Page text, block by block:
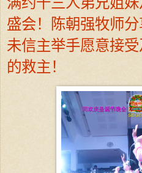
盛会！陈朝强牧师
未信主举手愿意接
的救主！